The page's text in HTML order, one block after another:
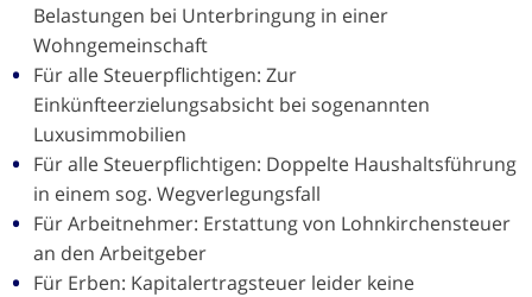
Belastungen bei Unterbringung in einer
Wohngemeinschaft
Für alle Steuerpflichtigen: Zur
Einkünfteerzielungsabsicht bei sogenannten
Luxusimmobilien
Für alle Steuerpflichtigen: Doppelte Haushaltsführung
in einem sog. Wegverlegungsfall
Für Arbeitnehmer: Erstattung von Lohnkirchensteuer
an den Arbeitgeber
Für Erben: Kapitalertragsteuer leider keine